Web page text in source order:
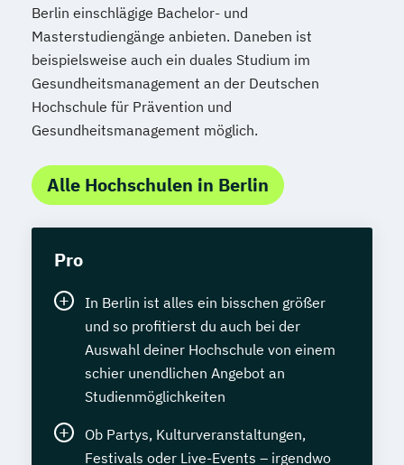
Berlin einschlägige Bachelor- und
Masterstudiengänge anbieten. Daneben ist
beispielsweise auch ein duales Studium im
Gesundheitsmanagement an der Deutschen
Hochschule für Prävention und
Gesundheitsmanagement möglich.
Alle Hochschulen in Berlin
Pro
In Berlin ist alles ein bisschen größer
und so profitierst du auch bei der
Auswahl deiner Hochschule von einem
schier unendlichen Angebot an
Studienmöglichkeiten
Ob Partys, Kulturveranstaltungen,
Festivals oder Live-Events – irgendwo